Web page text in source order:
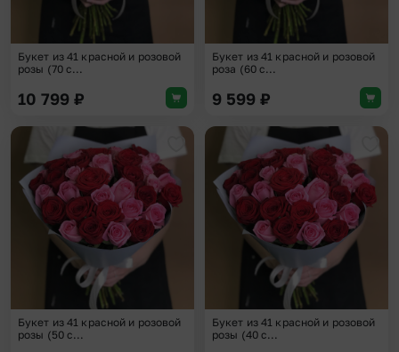
Букет из 41 красной и розовой
розы (70 с...
10 799 ₽
Букет из 41 красной и розовой
роза (60 с...
9 599 ₽
Добавить в избранное
Букет из 41 красной и розовой
розы (50 с...
Букет из 41 красной и розовой
розы (40 с...